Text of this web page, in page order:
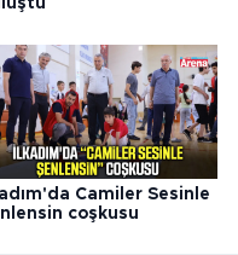
Camiler Sesinle
coşkusu